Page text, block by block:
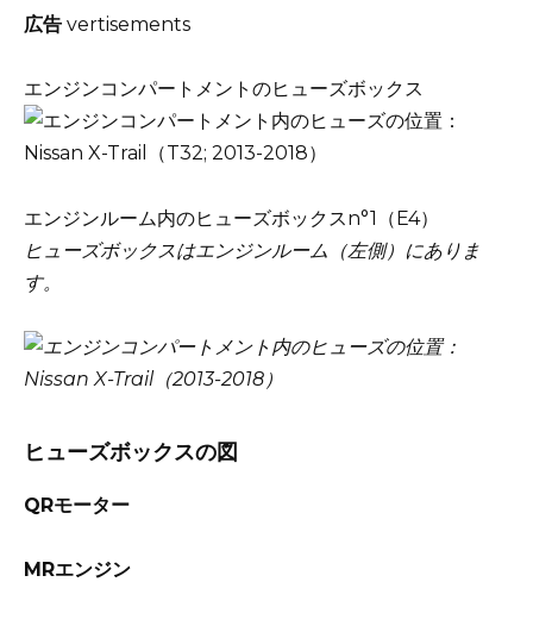
広告 vertisements
エンジンコンパートメントのヒューズボックス
エンジンルーム内のヒューズボックスn°1（E4）
ヒューズボックスはエンジンルーム（左側）にありま
す。
ヒューズボックスの図
QRモーター
MRエンジン